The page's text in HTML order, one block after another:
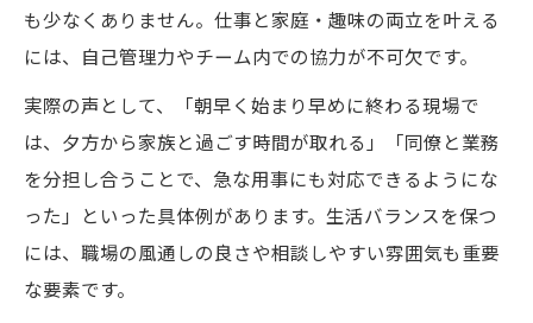
も少なくありません。仕事と家庭・趣味の両立を叶える
には、自己管理力やチーム内での協力が不可欠です。
実際の声として、「朝早く始まり早めに終わる現場で
は、夕方から家族と過ごす時間が取れる」「同僚と業務
を分担し合うことで、急な用事にも対応できるようにな
った」といった具体例があります。生活バランスを保つ
には、職場の風通しの良さや相談しやすい雰囲気も重要
な要素です。